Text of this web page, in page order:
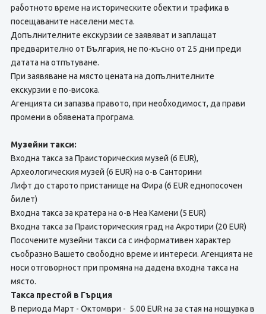
работното време на историческите обекти и трафика в
посещаваните населени места.
Допълнителните екскурзии се заявяват и заплащат
предварително от България, не по-късно от 25 дни преди
датата на отпътуване.
При заявяване на място цената на допълнителните
екскурзии е по-висока.
Агенцията си запазва правото, при необходимост, да прави
промени в обявената програма.
Музейни такси:
Входна такса за Праисторическия музей (6 EUR),
Археологическия музей (6 EUR) на о-в Санторини
Лифт до старото пристанище на Фира (6 EUR еднопосочен
билет)
Входна такса за кратера на о-в Неа Камени (5 EUR)
Входна такса за Праисторическия град на Акротири (20 EUR)
Посочените музейни такси са с информативен характер
съобразно Вашето свободно време и интереси. Агенцията не
носи отговорност при промяна на дадена входна такса на
място.
Такса престой в Гърция
В периода Март - Октомври - 5.00 EUR на за стая на нощувка в